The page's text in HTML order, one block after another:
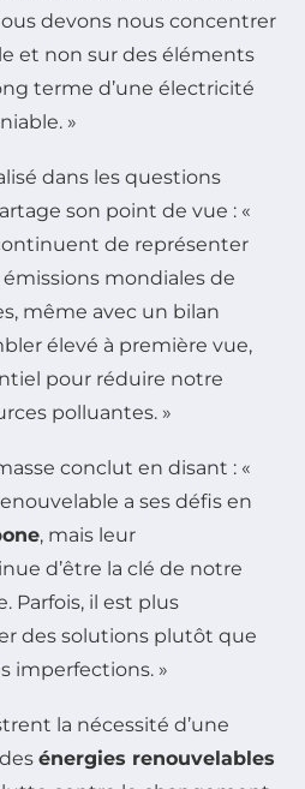
devons nous concentrer
et non sur des éléments
terme d’une électricité
»
dans les questions
son point de vue : «
de représenter
mondiales de
même avec un bilan
élevé à première vue,
pour réduire notre
polluantes. »
conclut en disant : «
a ses défis en
, mais leur
d’être la clé de notre
Parfois, il est plus
des solutions plutôt que
imperfections. »
la nécessité d’une
énergies renouvelables